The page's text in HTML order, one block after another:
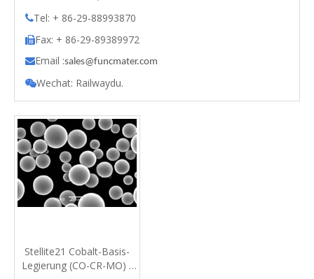
Tel: + 86-29-88993870
Fax: + 86-29-89389972
Email :sales@funcmater.com
Wechat: Railwaydu.
Stellite21 Cobalt-Basis-
Legierung (CO-CR-MO) -